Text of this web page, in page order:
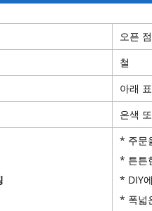
오픈
철
아래
은색
* 주문
* 튼튼
* DIY
* 폭넓